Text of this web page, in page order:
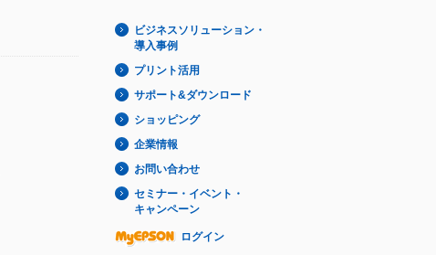
ビジネスソリューション・
導入事例
プリント活用
サポート&ダウンロード
ショッピング
企業情報
お問い合わせ
セミナー・イベント・
キャンペーン
ログイン